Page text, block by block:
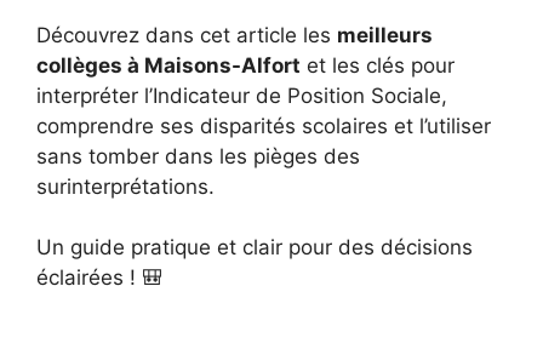
Découvrez dans cet article les meilleurs
collèges à Maisons-Alfort et les clés pour
interpréter l’Indicateur de Position Sociale,
comprendre ses disparités scolaires et l’utiliser
sans tomber dans les pièges des
surinterprétations.
Un guide pratique et clair pour des décisions
éclairées ! 🎒